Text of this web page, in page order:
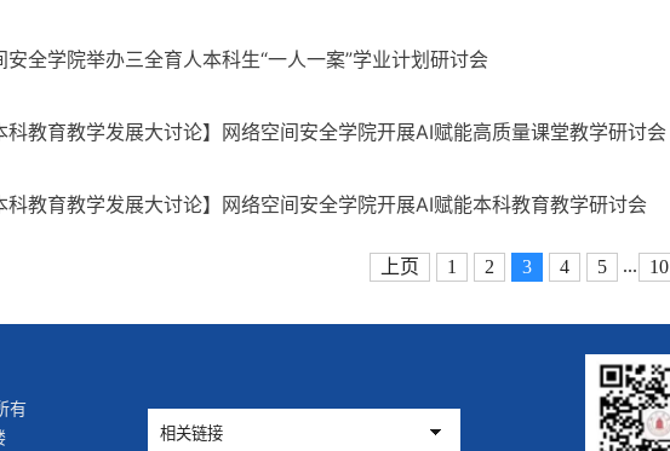
安全学院举办三全育人本科生“一人一案”学业计划研讨会
科教育教学发展大讨论】网络空间安全学院开展AI赋能高质量课堂教学研讨会
科教育教学发展大讨论】网络空间安全学院开展AI赋能本科教育教学研讨会
上页 1 2 3 4 5 ... 10
有